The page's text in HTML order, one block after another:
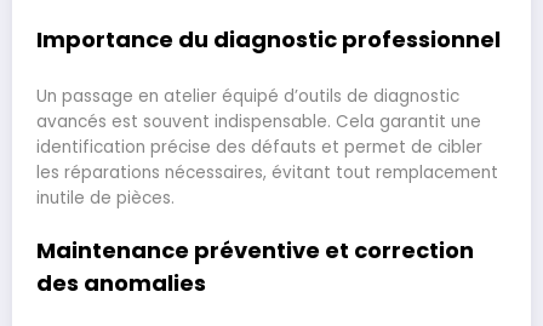
Importance du diagnostic professionnel
Un passage en atelier équipé d’outils de diagnostic
avancés est souvent indispensable. Cela garantit une
identification précise des défauts et permet de cibler
les réparations nécessaires, évitant tout remplacement
inutile de pièces.
Maintenance préventive et correction
des anomalies